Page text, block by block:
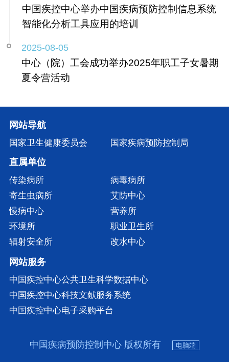
中国疾控中心举办中国疾病预防控制信息系统
智能化分析工具应用的培训
2025-08-05
中心（院）工会成功举办2025年职工子女暑期
夏令营活动
网站导航
国家卫生健康委员会 国家疾病预防控制局
直属单位
传染病所
病毒病所
寄生虫病所
艾防中心
慢病中心
营养所
环境所
职业卫生所
辐射安全所
改水中心
网站服务
中国疾控中心公共卫生科学数据中心
中国疾控中心科技文献服务系统
中国疾控中心电子采购平台
中国疾病预防控制中心 版权所有 电脑端